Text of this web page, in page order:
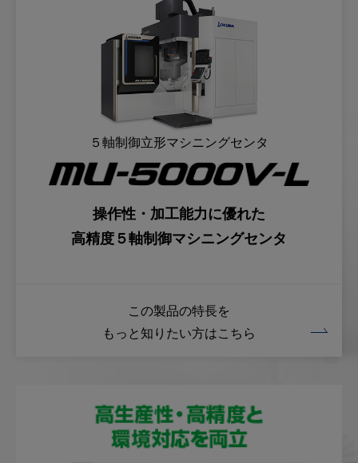
５軸制御立形マシニングセンタ
操作性・加工能力に優れた
高精度５軸制御マシニングセンタ
この製品の特長を
もっと知りたい方はこちら